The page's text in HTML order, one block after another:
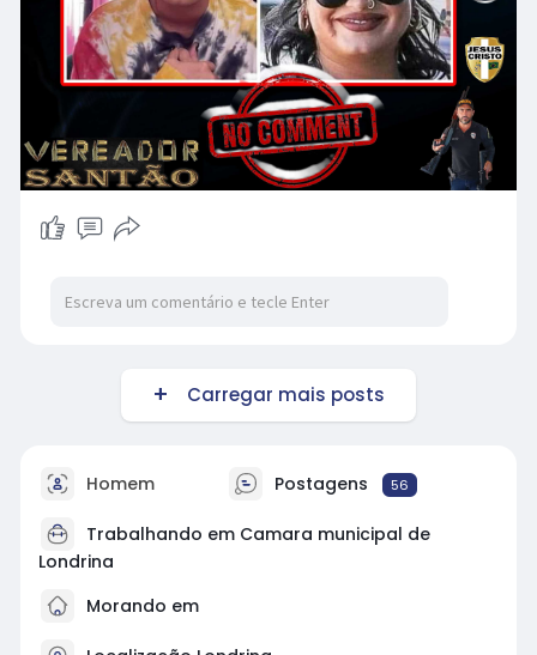
Carregar mais posts
Homem Postagens 56
Trabalhando em Camara municipal de
Londrina
Morando em